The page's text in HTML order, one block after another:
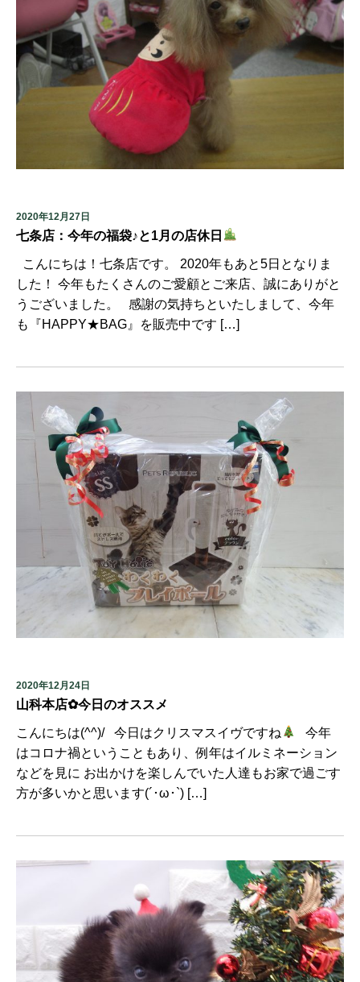
2020年12月27日
七条店：今年の福袋♪と1月の店休日
こんにちは！七条店です。 2020年もあと5日となりま
した！ 今年もたくさんのご愛顧とご来店、誠にありがと
うございました。 感謝の気持ちといたしまして、今年
も『HAPPY★BAG』を販売中です […]
2020年12月24日
山科本店✿今日のオススメ
こんにちは(^^)/ 今日はクリスマスイヴですね
今年
はコロナ禍ということもあり、例年はイルミネーション
などを見に お出かけを楽しんでいた人達もお家で過ごす
方が多いかと思います(´･ω･`) […]